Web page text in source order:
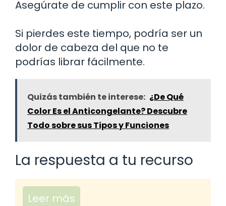
Asegúrate de cumplir con este plazo.
Si pierdes este tiempo, podría ser un
dolor de cabeza del que no te
podrías librar fácilmente.
Quizás también te interese: ¿De Qué
Color Es el Anticongelante? Descubre
Todo sobre sus Tipos y Funciones
La respuesta a tu recurso
Leer más